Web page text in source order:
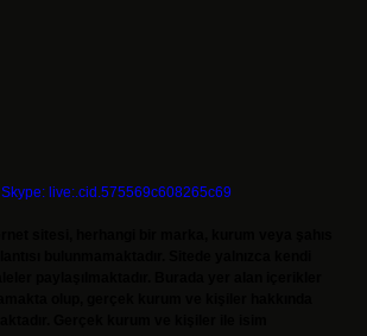
Skype: live:.cid.575569c608265c69